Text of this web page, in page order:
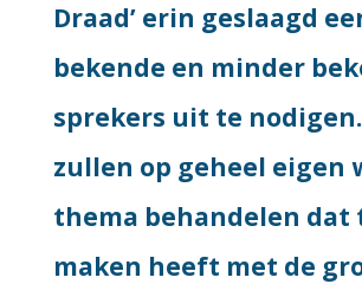
Draad’ erin geslaagd
bekende en minder
sprekers uit te
zullen op geheel eigen
thema behandelen dat
maken heeft met de